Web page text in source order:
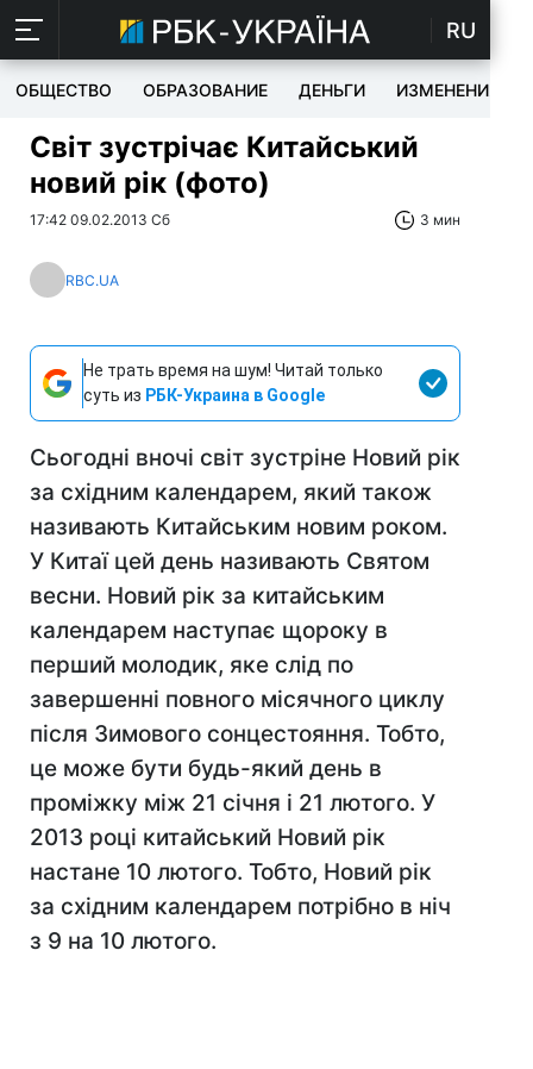
RU
ОБЩЕСТВО ОБРАЗОВАНИЕ ДЕНЬГИ ИЗМЕНЕНИЯ
Світ зустрічає Китайський
новий рік (фото)
17:42 09.02.2013 Сб 3 мин
RBC.UA
Не трать время на шум! Читай только
суть из РБК-Украина в Google
Сьогодні вночі світ зустріне Новий рік
за східним календарем, який також
називають Китайським новим роком.
У Китаї цей день називають Святом
весни. Новий рік за китайським
календарем наступає щороку в
перший молодик, яке слід по
завершенні повного місячного циклу
після Зимового сонцестояння. Тобто,
це може бути будь-який день в
проміжку між 21 січня і 21 лютого. У
2013 році китайський Новий рік
настане 10 лютого. Тобто, Новий рік
за східним календарем потрібно в ніч
з 9 на 10 лютого.